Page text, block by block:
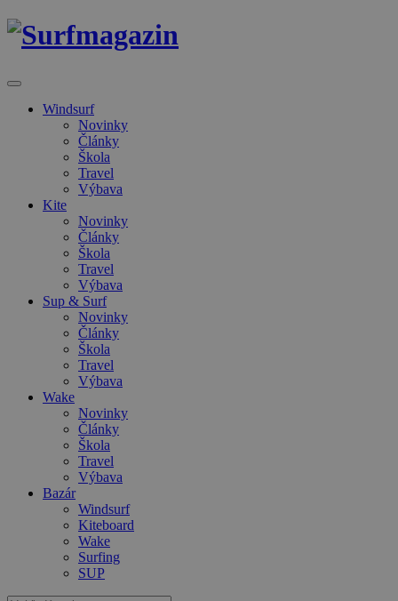
Windsurf
Novinky
Články
Škola
Travel
Výbava
Kite
Novinky
Články
Škola
Travel
Výbava
Sup & Surf
Novinky
Články
Škola
Travel
Výbava
Wake
Novinky
Články
Škola
Travel
Výbava
Bazár
Windsurf
Kiteboard
Wake
Surfing
SUP